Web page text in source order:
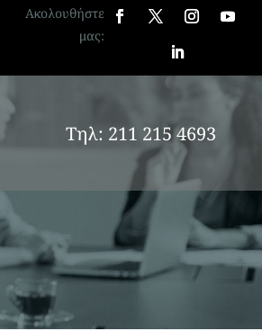
Ακολουθήστε
μας:
Τηλ: 211 215 4693